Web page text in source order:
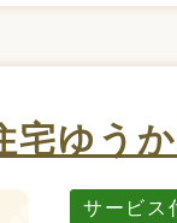
宅ゆう
サービス